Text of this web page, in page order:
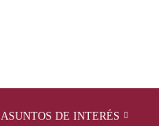
ASUNTOS DE INTERÉS